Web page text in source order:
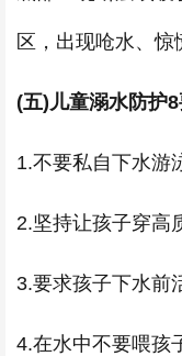
区，出现呛水、惊
(五)儿童溺水防护
1.不要私自下水游
2.坚持让孩子穿高
3.要求孩子下水前
4.在水中不要喂孩